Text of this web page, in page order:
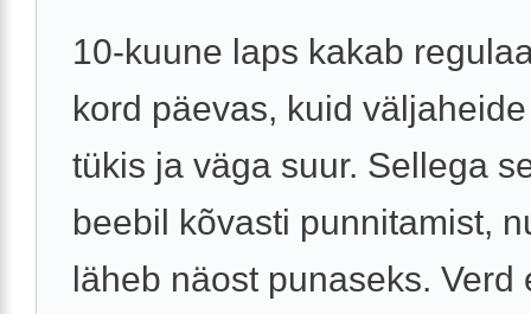
10-kuune laps kakab
kord päevas, kuid
tükis ja väga suur. Sellega
beebil kõvasti punnitamist,
läheb näost punaseks. Verd